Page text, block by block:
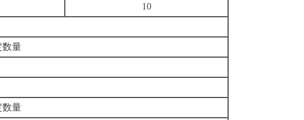
10
数量
数量